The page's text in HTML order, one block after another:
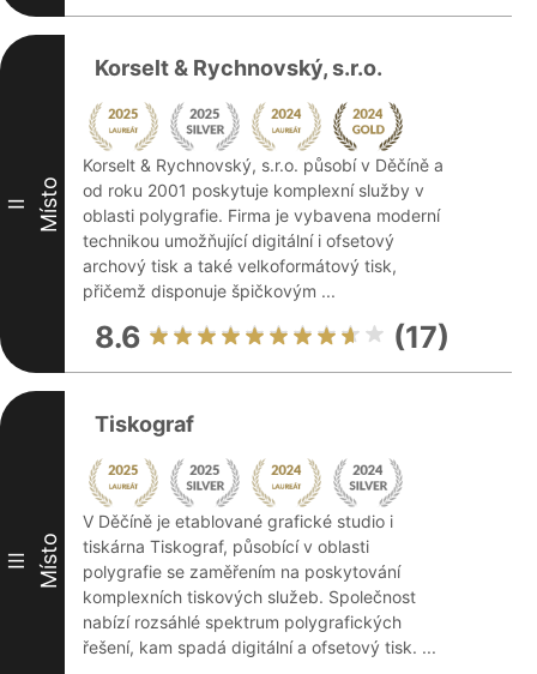
II Místo
Korselt & Rychnovský, s.r.o.
Korselt & Rychnovský, s.r.o. působí v Děčíně a
od roku 2001 poskytuje komplexní služby v
oblasti polygrafie. Firma je vybavena moderní
technikou umožňující digitální i ofsetový
archový tisk a také velkoformátový tisk,
přičemž disponuje špičkovým ...
8.6 (17)
III Místo
Tiskograf
V Děčíně je etablované grafické studio i
tiskárna Tiskograf, působící v oblasti
polygrafie se zaměřením na poskytování
komplexních tiskových služeb. Společnost
nabízí rozsáhlé spektrum polygrafických
řešení, kam spadá digitální a ofsetový tisk. ...